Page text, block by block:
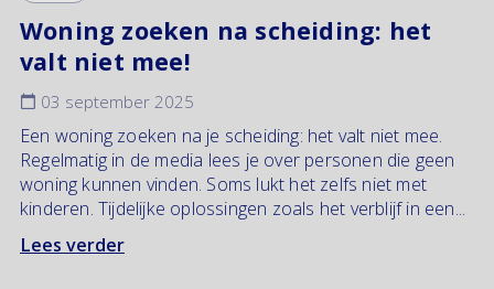
Woning zoeken na scheiding: het
valt niet mee!
03 september 2025
Een woning zoeken na je scheiding: het valt niet mee.
Regelmatig in de media lees je over personen die geen
woning kunnen vinden. Soms lukt het zelfs niet met
kinderen. Tijdelijke oplossingen zoals het verblijf in een...
Lees verder